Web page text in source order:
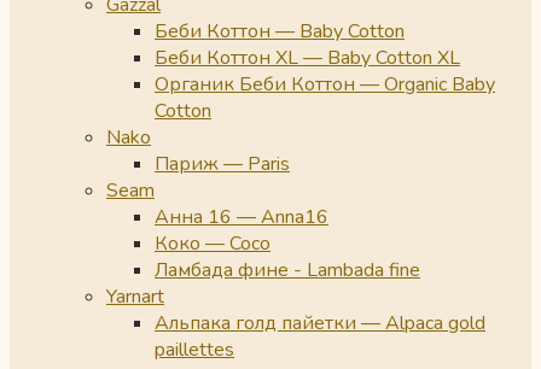
Беби Коттон — Baby Cotton
Беби Коттон XL — Baby Cotton XL
Органик Беби Коттон — Organic Baby
Cotton
Nako
Париж — Paris
Seam
Анна 16 — Anna16
Коко — Coco
Ламбада фине - Lambada fine
Yarnart
Альпака голд пайетки — Alpaca gold
paillettes